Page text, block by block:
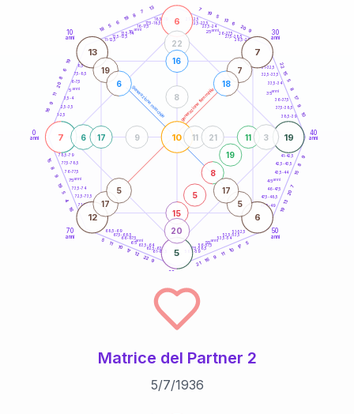
generazione maschile generazione femminile
0
anni
10
anni
30
anni
40
anni
50
anni
60
70
anni
1-2,5
2,5-3,5
3,5-4
6-7,5
7,5-8,5
8,5-9
11-12,5
12,5-13,5
13,5-14
16-17,5
17,5-18,5
18,5-19
21-22,5
22,5-23,5
23,5-24
26-27,5
27,5-28,5
28,5-29
31-32,5
32,5-33,5
33,5-34
36-37,5
37,5-38,5
38,5-39
41-42,5
42,5-43,5
43,5-44
46-47,5
47,5-48,5
48,5-49
51-52,5
52,5-53,5
53,5-54
56-57,5
57,5-58,5
58,5-59
61-62,5
62,5-63,5
63,5-64
66-67,5
67,5-68,5
68,5-69
71-72,5
72,5-73,5
73,5-74
76-77,5
77,5-78,5
78,5-79
16
9
11
20
8
6
19
18 5
6
19
8
7
13 7
19 5
13
6
20
9
22
15
5
8
17
9
10
9
8
15
7
20
13
19
5
17
10
11
9
16
21
9
22
12
17
10
11
5
16
4
5
19
9
8
15
7
6
19
5
10
13 7
12 6
15
5
8
19
11
6
22
3
20
17
16
11 21
9
8
19
6
7
18
17
5
5
17
5anni
15 anni 25anni
35anni
45anni
55anni
65anni
75anni
Matrice del Partner 2
5/7/1936